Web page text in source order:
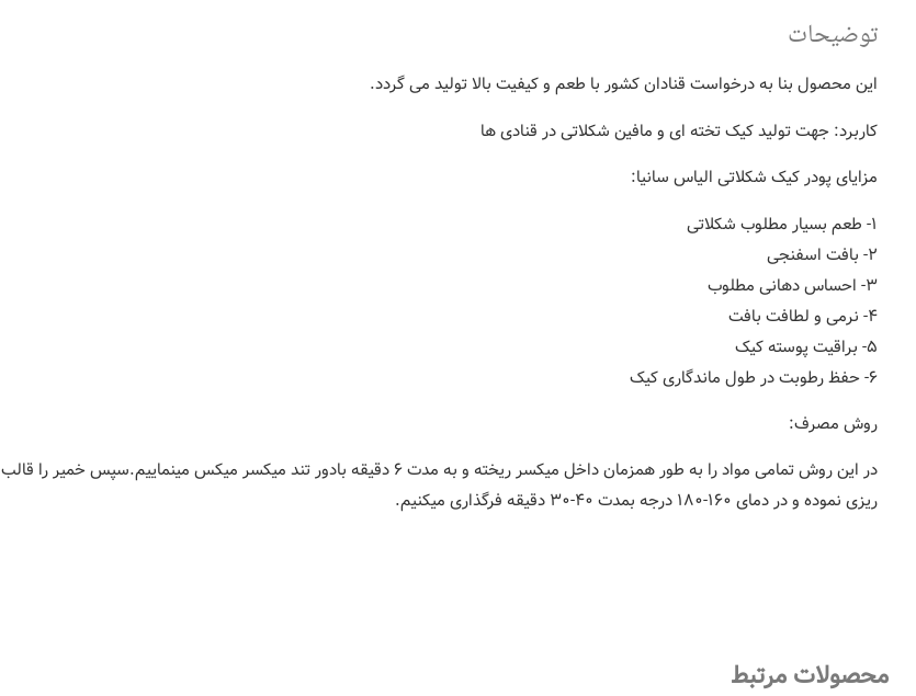
توضیحات
این محصول بنا به درخواست قنادان کشور با طعم و کیفیت بالا تولید می گردد.
کاربرد: جهت تولید کیک تخته ای و مافین شکلاتی در قنادی ها
مزایای پودر کیک شکلاتی الیاس سانیا:
۱- طعم بسیار مطلوب شکلاتی
۲- بافت اسفنجی
۳- احساس دهانی مطلوب
۴- نرمی و لطافت بافت
۵- براقیت پوسته کیک
۶- حفظ رطوبت در طول ماندگاری کیک
روش مصرف:
در این روش تمامی مواد را به طور همزمان داخل میکسر ریخته و به مدت ۶ دقیقه بادور تند میکسر میکس مینماییم.سپس خمیر را قالب
ریزی نموده و در دمای ۱۶۰-۱۸۰ درجه بمدت ۴۰-۳۰ دقیقه فرگذاری میکنیم.
محصولات مرتبط